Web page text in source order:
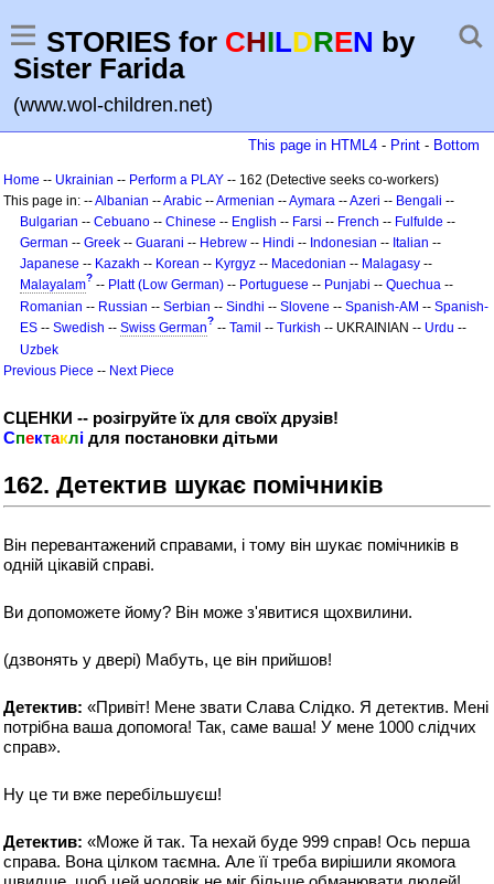
STORIES for CHILDREN by
Sister Farida
(www.wol-children.net)
This page in HTML4 - Print - Bottom
Home -- Ukrainian -- Perform a PLAY -- 162 (Detective seeks co-workers)
This page in: --Albanian --Arabic --Armenian --Aymara --Azeri -- Bengali --
Bulgarian -- Cebuano -- Chinese -- English -- Farsi -- French -- Fulfulde --
German -- Greek -- Guarani -- Hebrew -- Hindi -- Indonesian -- Italian --
Japanese -- Kazakh -- Korean -- Kyrgyz -- Macedonian -- Malagasy --
Malayalam? -- Platt (Low German) -- Portuguese -- Punjabi -- Quechua --
Romanian -- Russian -- Serbian -- Sindhi -- Slovene -- Spanish-AM -- Spanish-
ES -- Swedish -- Swiss German? -- Tamil -- Turkish -- UKRAINIAN -- Urdu --
Uzbek
Previous Piece -- Next Piece
СЦЕНКИ -- розігруйте їх для своїх друзів!
Спектаклі для постановки дітьми
162. Детектив шукає помічників
Він перевантажений справами, і тому він шукає помічників в
одній цікавій справі.
Ви допоможете йому? Він може з'явитися щохвилини.
(дзвонять у двері) Мабуть, це він прийшов!
Детектив: «Привіт! Мене звати Слава Слідко. Я детектив. Мені
потрібна ваша допомога! Так, саме ваша! У мене 1000 слідчих
справ».
Ну це ти вже перебільшуєш!
Детектив: «Може й так. Та нехай буде 999 справ! Ось перша
справа. Вона цілком таємна. Але її треба вирішили якомога